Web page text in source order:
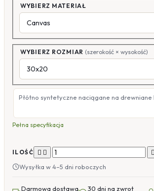
WYBIERZ MATERIAŁ
WYBIERZ ROZMIAR (szerokość × wysokość)
Płótno syntetyczne naciągane na
Pełna specyfikacja
ILOŚĆ   
Wysyłka w 4–5 dni roboczych
Darmowa dostawa 30 dni na zwrot